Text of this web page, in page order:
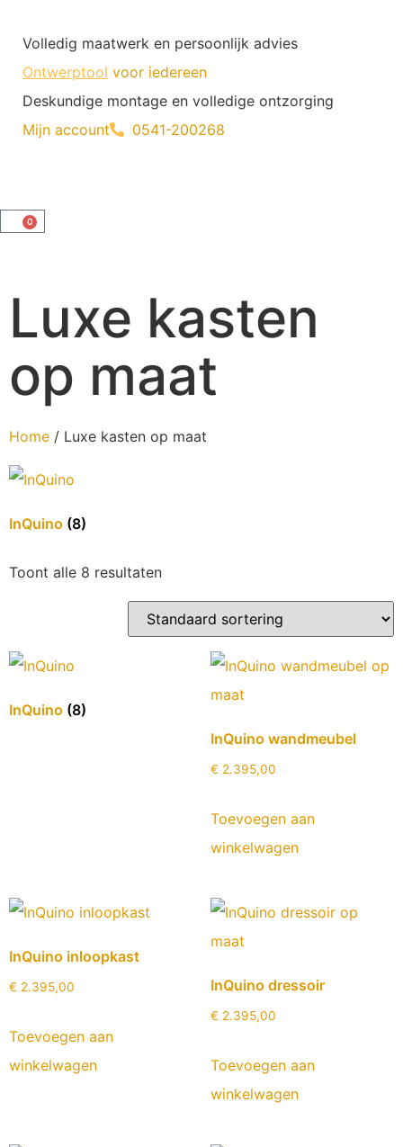
Volledig maatwerk en persoonlijk advies
Ontwerptool voor iedereen
Deskundige montage en volledige ontzorging
Mijn account
0541-200268
0
Luxe kasten
op maat
Home / Luxe kasten op maat
InQuino (8)
Toont alle 8 resultaten
InQuino (8)
InQuino wandmeubel
€ 2.395,00
Toevoegen aan
winkelwagen
InQuino inloopkast
€ 2.395,00
Toevoegen aan
winkelwagen
InQuino dressoir
€ 2.395,00
Toevoegen aan
winkelwagen